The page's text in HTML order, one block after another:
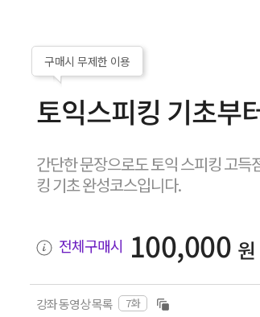
9
1 중국
2 영어회화
3 기초영어 2
구매시 무제한 이용
토익스피킹 기초부
간단한 문장으로도 토익 스피킹 고
킹 기초 완성코스입니다.
전체구매시 100,000 원
강좌 동영상 목록 7화